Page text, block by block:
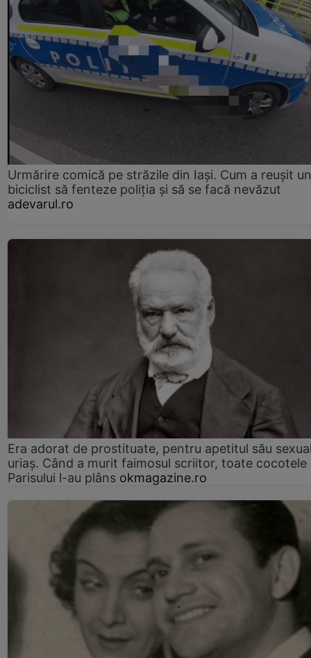
Urmărire comică pe străzile din Iași. Cum a reușit un
biciclist să fenteze poliția și să se facă nevăzut
adevarul.ro
Era adorat de prostituate, pentru apetitul său
uriaș. Când a murit faimosul scriitor, toate cocotele
Parisului l-au plâns okmagazine.ro